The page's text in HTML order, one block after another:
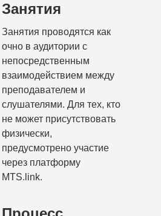
Занятия
Занятия проводятся как
очно в аудитории с
непосредственным
взаимодействием между
преподавателем и
слушателями. Для тех, кто
не может присутствовать
физически,
предусмотрено участие
через платформу
MTS.link.